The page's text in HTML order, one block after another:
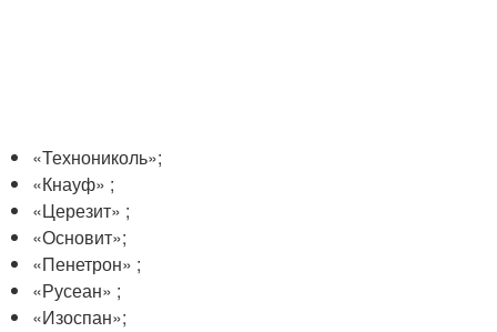
«Технониколь»;
«Кнауф» ;
«Церезит» ;
«Основит»;
«Пенетрон» ;
«Русеан» ;
«Изоспан»;